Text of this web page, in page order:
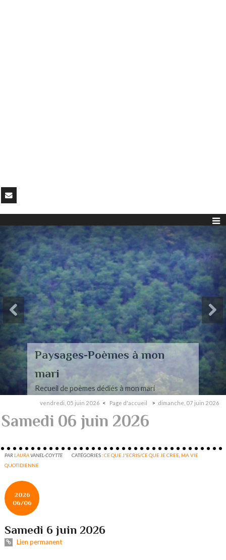
Paysages-Poèmes à mon
mari
Recueil de poèmes dédiés à mon mari
vendredi, 05 juin 2026 Page d'accueil dimanche, 07 juin 2026
Samedi 06 juin 2026
PARLAURAVANEL-COYTTE CATÉGORIES :CE QUE J'ECRIS/CE QUE JE CREE MA VIE
QUOTIDIENNE
2026
06/06
Samedi 6 juin 2026
Lien permanent